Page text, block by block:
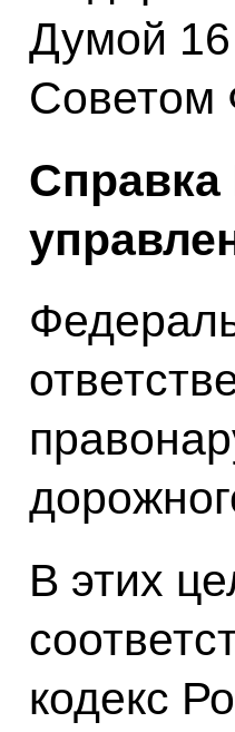
Думой 16
Советом
Справка
В этих
кодекс